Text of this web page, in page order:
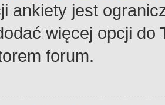
ankiety jest
więcej opcji
forum.